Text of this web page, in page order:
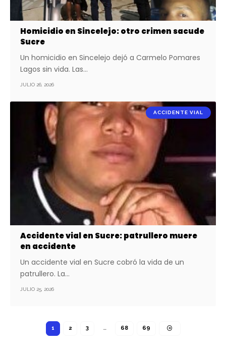
Homicidio en Sincelejo: otro crimen sacude
Sucre
Un homicidio en Sincelejo dejó a Carmelo Pomares
Lagos sin vida. Las…
JULIO 26, 2026
ACCIDENTE VIAL
Accidente vial en Sucre: patrullero muere
en accidente
Un accidente vial en Sucre cobró la vida de un
patrullero. La…
JULIO 25, 2026
1 2 3 … 68 69